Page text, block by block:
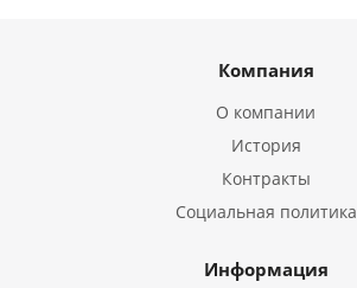
Компания
О компании
История
Контракты
Социальная политика
Информация